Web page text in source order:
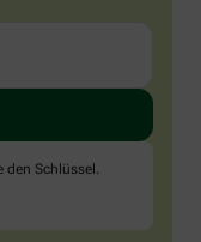
den Schlüssel